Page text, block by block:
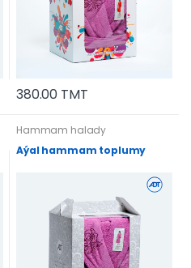
380.00 TMT
Hammam halady
Aýal hammam toplumy